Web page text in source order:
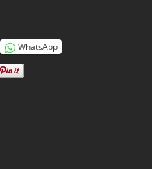
WhatsApp